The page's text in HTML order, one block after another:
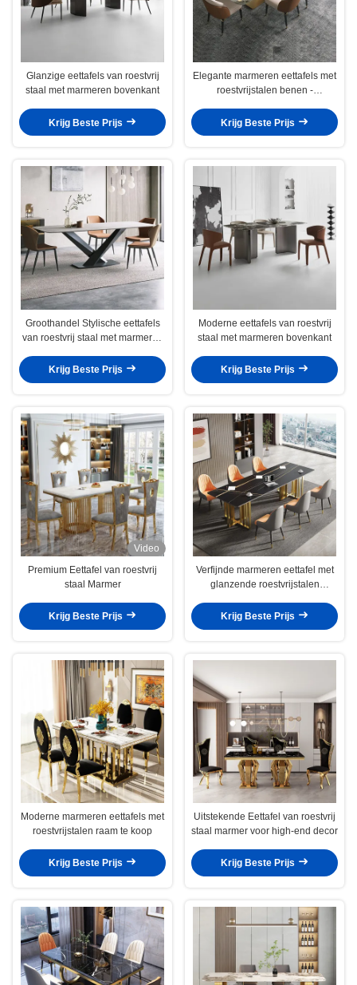
Glanzige eettafels van roestvrij
staal met marmeren bovenkant
Krijg Beste Prijs
Elegante marmeren eettafels met
roestvrijstalen benen -
Krijg Beste Prijs
Groothandel Stylische eettafels
van roestvrij staal met marmeren
Krijg Beste Prijs
Moderne eettafels van roestvrij
staal met marmeren bovenkant
Krijg Beste Prijs
Video
Premium Eettafel van roestvrij
staal Marmer
Krijg Beste Prijs
Verfijnde marmeren eettafel met
glanzende roestvrijstalen
Krijg Beste Prijs
Moderne marmeren eettafels met
roestvrijstalen raam te koop
Krijg Beste Prijs
Uitstekende Eettafel van roestvrij
staal marmer voor high-end decor
Krijg Beste Prijs